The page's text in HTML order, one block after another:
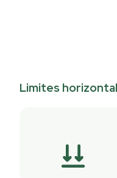
Limites